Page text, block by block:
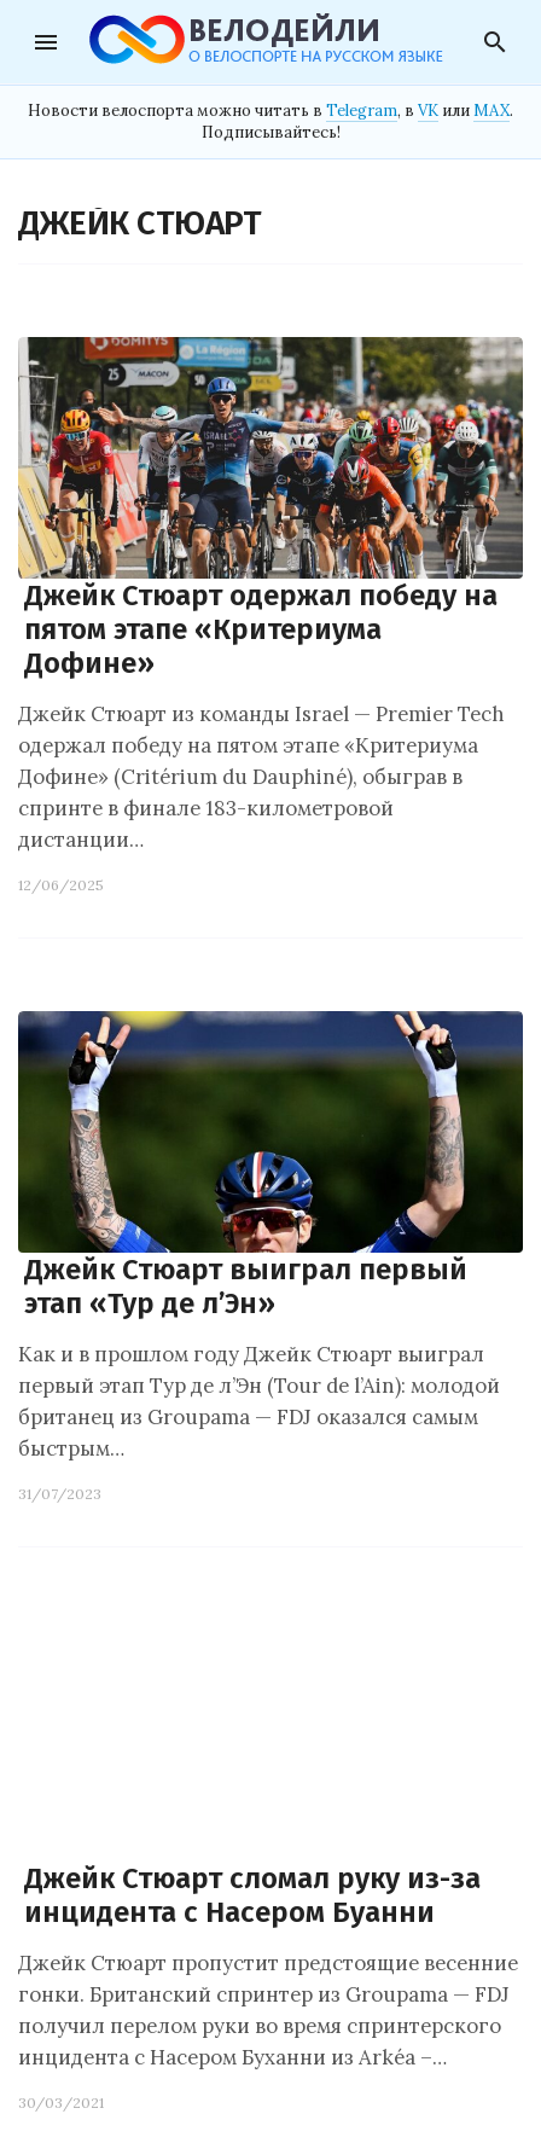
menu search
Новости велоспорта можно читать в Telegram, в VK илиMAX.
Подписывайтесь!
ДЖЕЙК СТЮАРТ
Джейк Стюарт одержал победу на
пятом этапе «Критериума
Дофине»
Джейк Стюарт из команды Israel — Premier Tech
одержал победу на пятом этапе «Критериума
Дофине» (Critérium du Dauphiné), обыграв в
спринте в финале 183-километровой
дистанции…
12/06/2025
Джейк Стюарт выиграл первый
этап «Тур де л’Эн»
Как и в прошлом году Джейк Стюарт выиграл
первый этап Тур де л’Эн (Tour de l’Ain): молодой
британец из Groupama — FDJ оказался самым
быстрым…
31/07/2023
Джейк Стюарт сломал руку из-за
инцидента с Насером Буанни
Джейк Стюарт пропустит предстоящие весенние
гонки. Британский спринтер из Groupama — FDJ
получил перелом руки во время спринтерского
инцидента с Насером Буханни из Arkéa –…
30/03/2021